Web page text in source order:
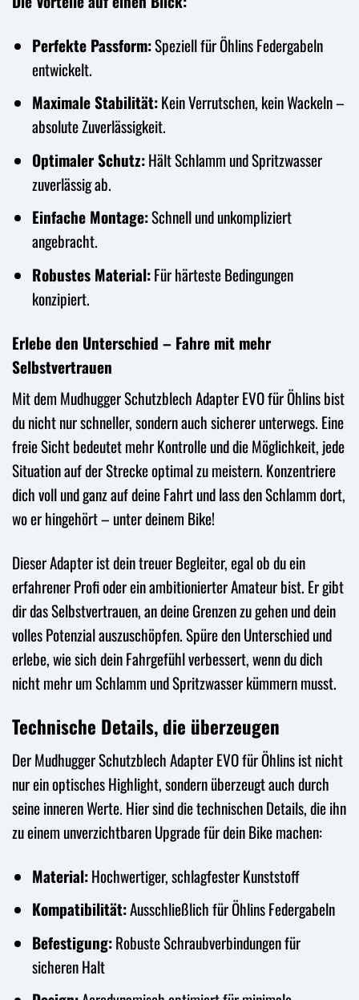
Perfekte Passform:Speziell für Öhlins Federgabeln
entwickelt.
Maximale Stabilität:Kein Verrutschen, kein Wackeln –
absolute Zuverlässigkeit.
Optimaler Schutz:Hält Schlamm und Spritzwasser
zuverlässig ab.
Einfache Montage:Schnell und unkompliziert
angebracht.
Robustes Material:Für härteste Bedingungen
konzipiert.
Erlebe den Unterschied – Fahre mit mehr
Selbstvertrauen
Mit dem Mudhugger Schutzblech Adapter EVO für Öhlins bist
du nicht nur schneller, sondern auch sicherer unterwegs. Eine
freie Sicht bedeutet mehr Kontrolle und die Möglichkeit, jede
Situation auf der Strecke optimal zu meistern. Konzentriere
dich voll und ganz auf deine Fahrt und lass den Schlamm dort,
wo er hingehört – unter deinem Bike!
Dieser Adapter ist dein treuer Begleiter, egal ob du ein
erfahrener Profi oder ein ambitionierter Amateur bist. Er gibt
dir das Selbstvertrauen, an deine Grenzen zu gehen und dein
volles Potenzial auszuschöpfen. Spüre den Unterschied und
erlebe, wie sich dein Fahrgefühl verbessert, wenn du dich
nicht mehr um Schlamm und Spritzwasser kümmern musst.
Technische Details, die überzeugen
Der Mudhugger Schutzblech Adapter EVO für Öhlins ist nicht
nur ein optisches Highlight, sondern überzeugt auch durch
seine inneren Werte. Hier sind die technischen Details, die ihn
zu einem unverzichtbaren Upgrade für dein Bike machen:
Material:Hochwertiger, schlagfester Kunststoff
Kompatibilität:Ausschließlich für Öhlins Federgabeln
Befestigung:Robuste Schraubverbindungen für
sicheren Halt